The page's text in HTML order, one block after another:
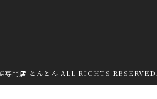
専門店 とんとん ALL RIGHTS RESERVED.